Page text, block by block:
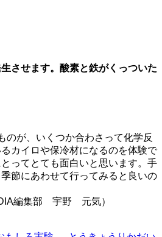
させます。酸素と鉄がくっついた
のが、いくつか合わさって化学反
カイロや保冷材になるのを体験で
ってとても面白いと思います。手
節にあわせて行ってみると良いの
編集部 宇野 元気）